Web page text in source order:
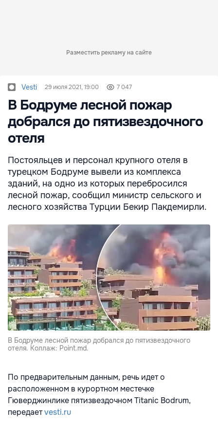
Разместить рекламу на сайте
Vesti 29 июля 2021, 19:00 7 047
В Бодруме лесной пожар
добрался до пятизвездочного
отеля
Постояльцев и персонал крупного отеля в
турецком Бодруме вывели из комплекса
зданий, на одно из которых перебросился
лесной пожар, сообщил министр сельского и
лесного хозяйства Турции Бекир Пакдемирли.
В Бодруме лесной пожар добрался до пятизвездочного
отеля. Коллаж: Point.md.
По предварительным данным, речь идет о
расположенном в курортном местечке
Гюверджинлике пятизвездочном Titanic Bodrum,
передаетvesti.ru